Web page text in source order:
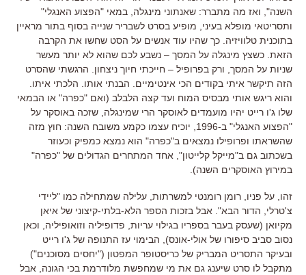
השנה", ואז מה מתברר: שאנתוני מינגלה, במאי "הפצוע האנגלי"
ותסריטאי מופלא בעיני, מופיע בסרט לשבריר שנייה בסוף בתור מראיין
בתוכנית טלוויזיה. כך שהיו עוד אנשים על הסט שחשו את הקרבה
הזאת. כשצץ מינגלה על המסך – נשבע לכם שהוא לא יותר מעשר
שניות על המסך, ורק בפרופיל – חייכתי חיוך ניצחון. הרגשתי שהסרט
הזה תיקשר איתי בקודים הכי אינטימיים. הבנתי אותו. הלכתי איתו.
והוא ריגש אותי מבסיס המוח ועד קצה הלבלב (ואם "כפרה" או הבמאי
שלו ג'ו רייט יהיו מועמדים לאוסקר הרי שמינגלה, שזכה באוסקר על
"הפצוע האנגלי" ב-1996, יוכיח עצמו כקמע משובח השנה: חוץ מזה
שהשראתו ופרופילו נמצאים ב"כפרה" הוא נמצא כמפיק וכעוזר
בשכתוב גם ב"מייקל קלייטון", אחד המתחרים הגדולים של "כפרה"
במירוץ האוסקרים השנה).
זהו, על פניו, רומן רומנטי למשרתות, עלילה שמתחילה כמו "ליידי
צ'טרלי, הדור הבא". אבל בזכות הספר הלא-בלתי-קיצוני של איאן
מקיואן (שעסק בעבר בספריו בגילוי עריות, פדופיליה וזואופיליה, וכאן
נסוב סביב סיפורו של אולי-אונס), הבימוי עז התנופה של ג'ו רייט
ובעיקר התסריט המבריק של כריסטופר המפטון ("יחסים מסוכנים")
מתקבל לו סרט שיענג גם את מי שמחפשת מלודרמת בכי הגונה, אבל